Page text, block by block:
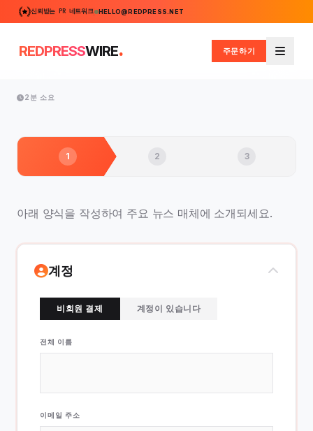
신뢰받는 PR 네트워크 HELLO@REDPRESS.NET
REDPRESSWIRE. 주문하기
메뉴
2분 소요
1 2 3
아래 양식을 작성하여 주요 뉴스 매체에 소개되세요.
계정
비회원 결제 계정이 있습니다
전체 이름
이메일 주소